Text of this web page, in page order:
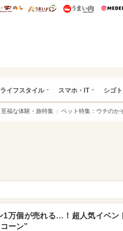
ディズニー特集
うまいめし うまいパン うまい
ライフスタイル スマホ・IT シゴト
福な体験・旅特集 ペット特集：ウチのか
1万個が売れる…！超人気イベン
ーン”